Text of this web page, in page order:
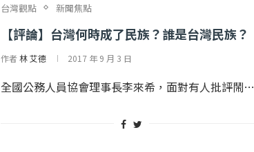
台灣觀點 新聞焦點
【評論】台灣何時成了民族？誰是台灣民族？
作者林 艾德 2017 年 9 月 3 日
全國公務人員協會理事長李來希，面對有人批評鬧…
2022 年 1 月 月 22 日